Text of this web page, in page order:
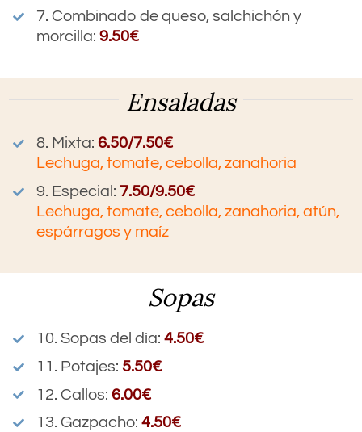
7. Combinado de queso, salchichón y
morcilla: 9.50€
Ensaladas
8. Mixta: 6.50/7.50€
Lechuga, tomate, cebolla, zanahoria
9. Especial: 7.50/9.50€
Lechuga, tomate, cebolla, zanahoria, atún,
espárragos y maíz
Sopas
10. Sopas del día: 4.50€
11. Potajes: 5.50€
12. Callos: 6.00€
13. Gazpacho: 4.50€